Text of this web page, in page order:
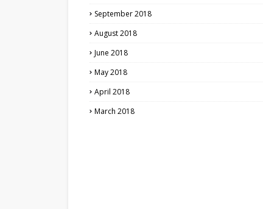
September 2018
August 2018
June 2018
May 2018
April 2018
March 2018